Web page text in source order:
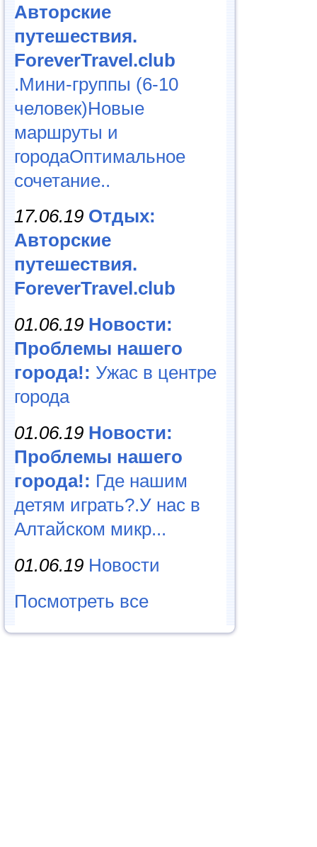
Авторские
путешествия.
ForeverTravel.club
.Мини-группы (6-10
человек)Новые
маршруты и
городаОптимальное
сочетание..
17.06.19 Отдых:
Авторские
путешествия.
ForeverTravel.club
01.06.19 Новости:
Проблемы нашего
города!: Ужас в центре
города
01.06.19 Новости:
Проблемы нашего
города!: Где нашим
детям играть?.У нас в
Алтайском микр...
01.06.19 Новости
Посмотреть все